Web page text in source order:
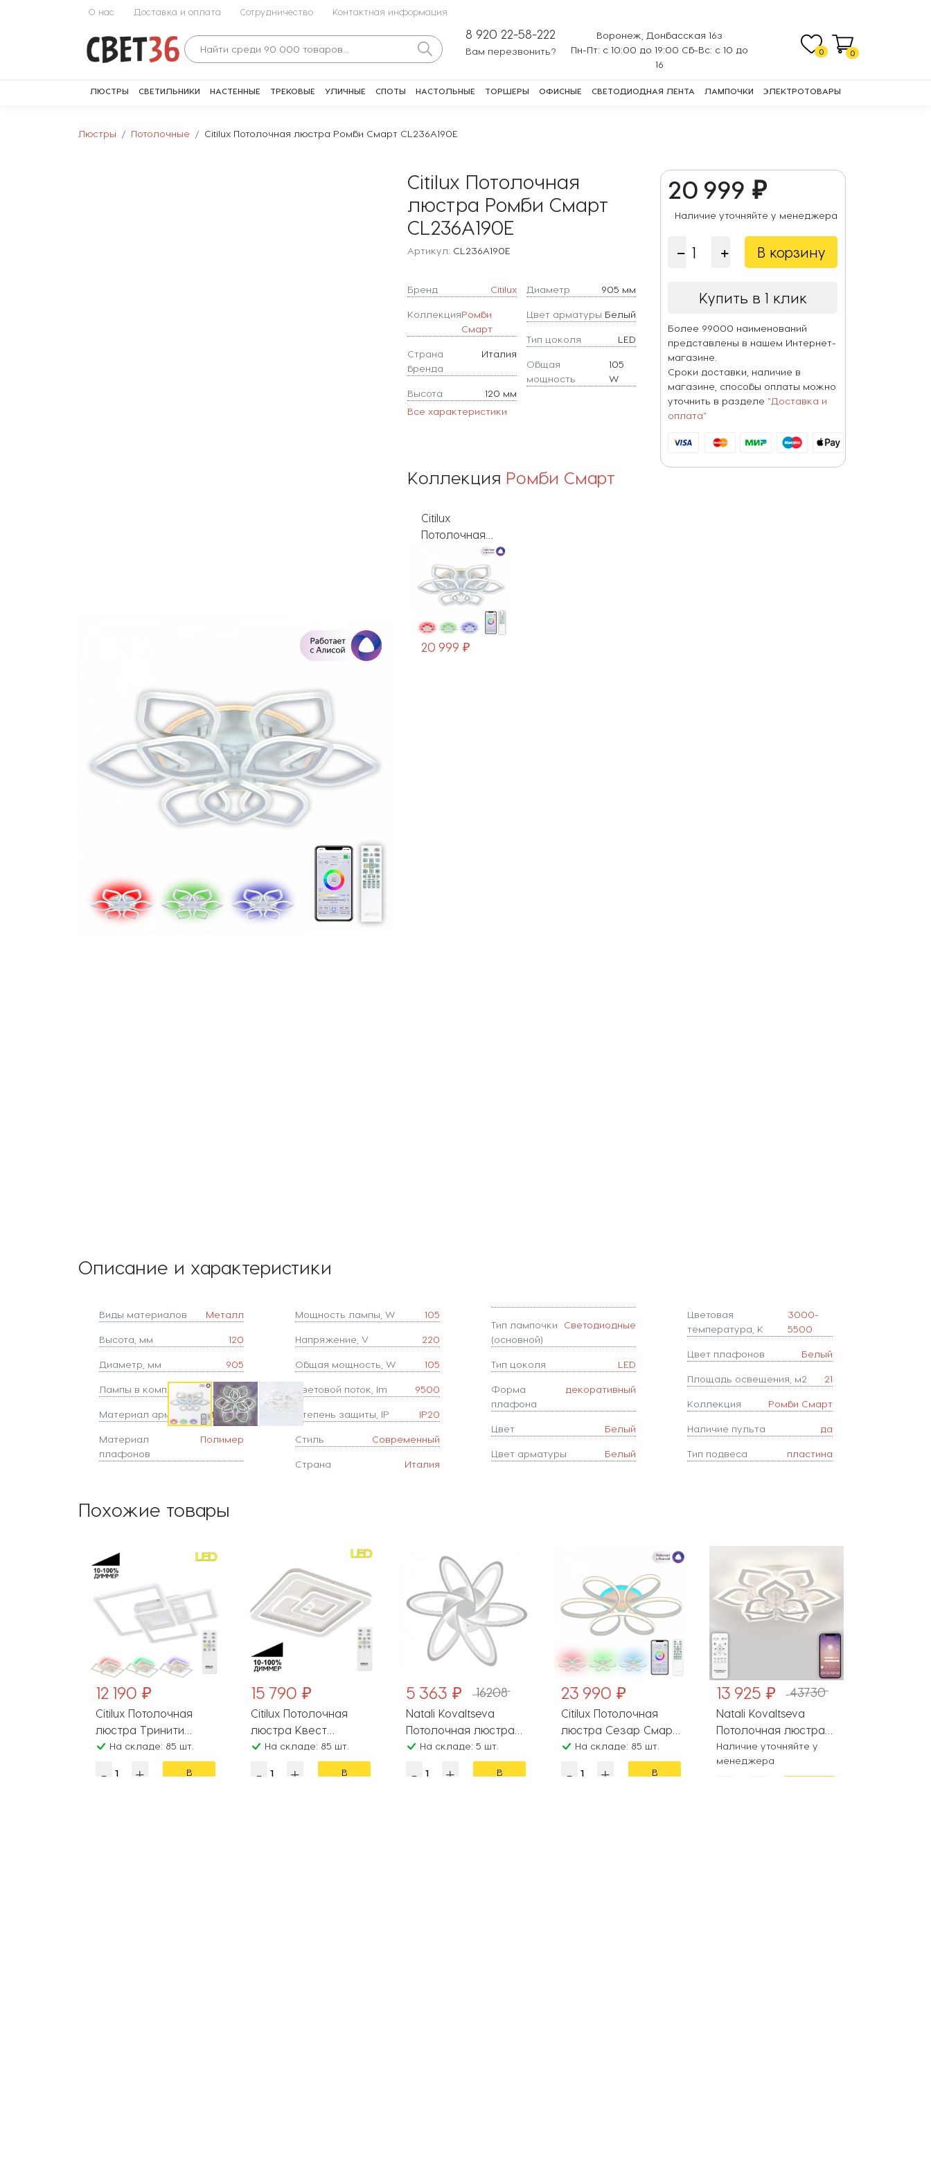
О нас Доставка и оплата Сотрудничество Контактная информация
8 920 22-58-222
Вам перезвонить?
Воронеж, Донбасская 16з
Пн-Пт: с 10:00 до 19:00 Сб-Вс: с 10 до
16
0 0
ЛЮСТРЫ СВЕТИЛЬНИКИ НАСТЕННЫЕ ТРЕКОВЫЕ УЛИЧНЫЕ СПОТЫ НАСТОЛЬНЫЕ ТОРШЕРЫ ОФИСНЫЕ СВЕТОДИОДНАЯ ЛЕНТА ЛАМПОЧКИ ЭЛЕКТРОТОВАРЫ
Люстры Потолочные Citilux Потолочная люстра Ромби Смарт CL236A190E
Citilux Потолочная
люстра Ромби Смарт
CL236A190E
Артикул: CL236A190E
Бренд Citilux
КоллекцияРомби
Смарт
Страна
бренда
Италия
Высота 120 мм
Диаметр 905 мм
Цвет арматуры Белый
Тип цоколя LED
Общая
мощность
105
W
Все характеристики
20 999 ₽
Наличие уточняйте у менеджера
В корзину
Купить в 1 клик
Более 99000 наименований
представлены в нашем Интернет-
магазине.
Сроки доставки, наличие в
магазине, способы оплаты можно
уточнить в разделе "Доставка и
оплата"
Коллекция Ромби Смарт
Citilux
Потолочная
люстра Ромби
Смарт
CL236A190E
20 999 ₽
Описание и характеристики
Виды материалов Металл
Высота, мм 120
Диаметр, мм 905
Лампы в комплекте да
Материал арматуры Металл
Материал
плафонов
Полимер
Мощность лампы, W 105
Напряжение, V 220
Общая мощность, W 105
Световой поток, lm 9500
Степень защиты, IP IP20
Стиль Современный
Страна Италия
Тип лампочки
(основной)
Светодиодные
Тип цоколя LED
Форма
плафона
декоративный
Цвет Белый
Цвет арматуры Белый
Цветовая
температура, K
3000-
5500
Цвет плафонов Белый
Площадь освещения, м2 21
Коллекция Ромби Смарт
Наличие пульта да
Тип подвеса пластина
Похожие товары
12 190 ₽
Citilux Потолочная
люстра Тринити
CL238230E
На складе: 85 шт.
В
15 790 ₽
Citilux Потолочная
люстра Квест
CL739150
На складе: 85 шт.
В
5 363 ₽ 16208
Natali Kovaltseva
Потолочная люстра
HIGH-TECH LED LAMPS
HIGH-TECH LED LAMPS
82008
На складе: 5 шт.
В
23 990 ₽
Citilux Потолочная
люстра Сезар Смарт
CL233A170E
На складе: 85 шт.
В
13 925 ₽ 43730
Natali Kovaltseva
Потолочная люстра
Cascade LED LAMPS
81158
Наличие уточняйте у
менеджера